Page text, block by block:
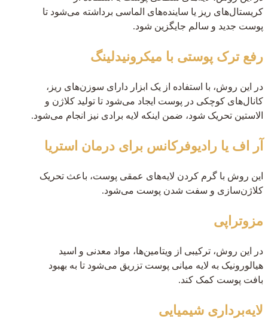
کریستال‌های ریز یا ساینده‌های الماسی برداشته می‌شود تا
پوست جدید و سالم جایگزین شود.
رفع ترک پوستی با میکرونیدلینگ
در این روش، با استفاده از یک ابزار دارای سوزن‌های ریز،
کانال‌های کوچکی در پوست ایجاد می‌شود تا تولید کلاژن و
الاستین تحریک شود، ضمن اینکه لایه برادی نیز انجام می‌شود.
آر اف یا رادیوفرکانس برای درمان استریا
این روش با گرم کردن لایه‌های عمقی پوست، باعث تحریک
کلاژن‌سازی و سفت شدن پوست می‌شود.
مزوتراپی
در این روش، ترکیبی از ویتامین‌ها، مواد معدنی و اسید
هیالورونیک به لایه میانی پوست تزریق می‌شود تا به بهبود
بافت پوست کمک کند.
لایه‌برداری شیمیایی